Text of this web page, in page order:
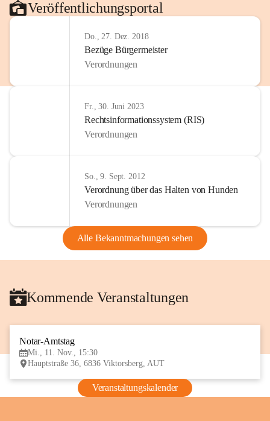
Veröffentlichungsportal
Do., 27. Dez. 2018
Bezüge Bürgermeister
Verordnungen
Fr., 30. Juni 2023
Rechtsinformationssystem (RIS)
Verordnungen
So., 9. Sept. 2012
Verordnung über das Halten von Hunden
Verordnungen
Alle Bekanntmachungen sehen
Kommende Veranstaltungen
Notar-Amtstag
Mi., 11. Nov., 15:30
Hauptstraße 36, 6836 Viktorsberg, AUT
Veranstaltungskalender